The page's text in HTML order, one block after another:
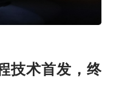
技术首发，终